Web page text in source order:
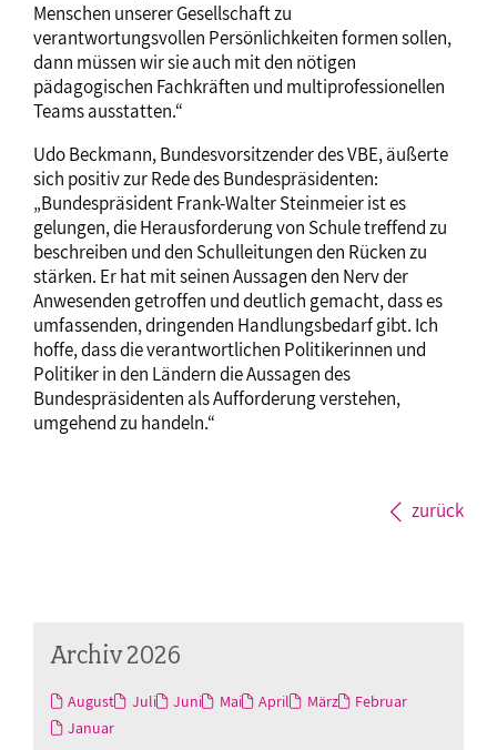
Menschen unserer Gesellschaft zu
verantwortungsvollen Persönlichkeiten formen sollen,
dann müssen wir sie auch mit den nötigen
pädagogischen Fachkräften und multiprofessionellen
Teams ausstatten.“
Udo Beckmann, Bundesvorsitzender des VBE, äußerte
sich positiv zur Rede des Bundespräsidenten:
„Bundespräsident Frank-Walter Steinmeier ist es
gelungen, die Herausforderung von Schule treffend zu
beschreiben und den Schulleitungen den Rücken zu
stärken. Er hat mit seinen Aussagen den Nerv der
Anwesenden getroffen und deutlich gemacht, dass es
umfassenden, dringenden Handlungsbedarf gibt. Ich
hoffe, dass die verantwortlichen Politikerinnen und
Politiker in den Ländern die Aussagen des
Bundespräsidenten als Aufforderung verstehen,
umgehend zu handeln.“
zurück
Archiv 2026
August Juli Juni Mai April März
Februar
Januar